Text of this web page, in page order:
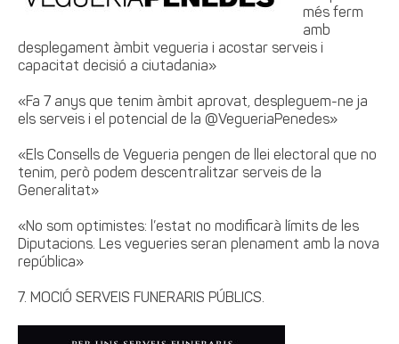
més ferm
amb
desplegament àmbit vegueria i acostar serveis i
capacitat decisió a ciutadania»
«Fa 7 anys que tenim àmbit aprovat, despleguem-ne ja
els serveis i el potencial de la @VegueriaPenedes»
«Els Consells de Vegueria pengen de llei electoral que no
tenim, però podem descentralitzar serveis de la
Generalitat»
«No som optimistes: l’estat no modificarà límits de les
Diputacions. Les vegueries seran plenament amb la nova
república»
7. MOCIÓ SERVEIS FUNERARIS PÚBLICS.